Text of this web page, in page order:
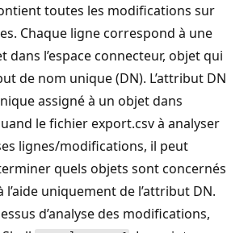
toutes les modifications sur
Chaque ligne correspond à une
dans l’espace connecteur, objet qui
de nom unique (DN). L’attribut DN
assigné à un objet dans
le fichier export.csv à analyser
lignes/modifications, il peut
quels objets sont concernés
uniquement de l’attribut DN.
d’analyse des modifications,